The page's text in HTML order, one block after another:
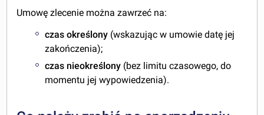
Umowę zlecenie można zawrzeć na:
czas określony (wskazując w umowie datę jej
zakończenia);
czas nieokreślony (bez limitu czasowego, do
momentu jej wypowiedzenia).